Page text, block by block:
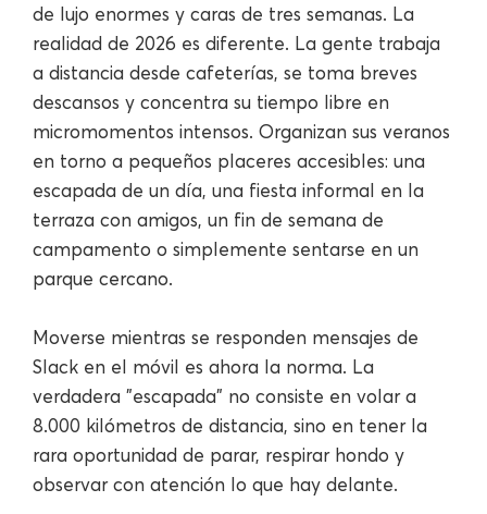
de lujo enormes y caras de tres semanas. La
realidad de 2026 es diferente. La gente trabaja
a distancia desde cafeterías, se toma breves
descansos y concentra su tiempo libre en
micromomentos intensos. Organizan sus veranos
en torno a pequeños placeres accesibles: una
escapada de un día, una fiesta informal en la
terraza con amigos, un fin de semana de
campamento o simplemente sentarse en un
parque cercano.
Moverse mientras se responden mensajes de
Slack en el móvil es ahora la norma. La
verdadera "escapada" no consiste en volar a
8.000 kilómetros de distancia, sino en tener la
rara oportunidad de parar, respirar hondo y
observar con atención lo que hay delante.